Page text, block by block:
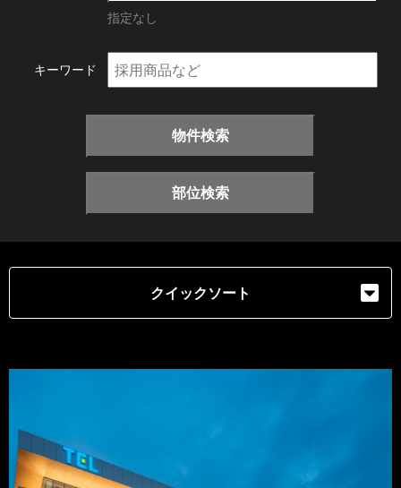
指定なし
キーワード
物件検索
部位検索
クイックソート